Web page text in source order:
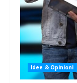
Idee & Opinioni